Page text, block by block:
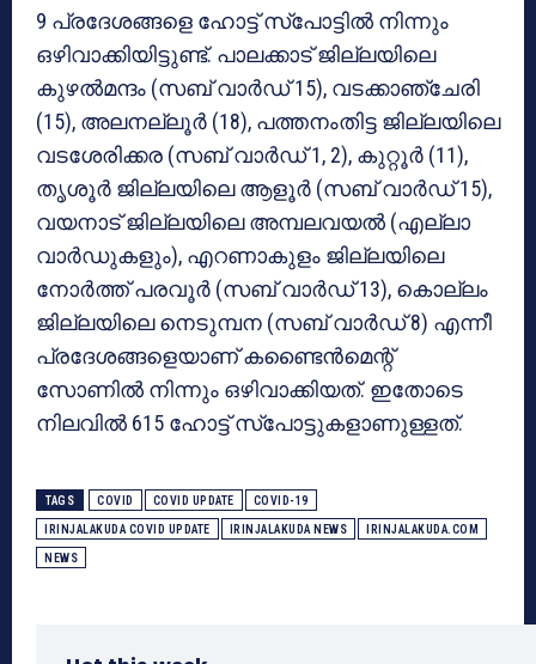
9 പ്രദേശങ്ങളെ ഹോട്ട് സ്‌പോട്ടില്‍ നിന്നും
ഒഴിവാക്കിയിട്ടുണ്ട്. പാലക്കാട് ജില്ലയിലെ
കുഴല്‍മന്ദം (സബ് വാര്‍ഡ് 15), വടക്കാഞ്ചേരി
(15), അലനല്ലൂര്‍ (18), പത്തനംതിട്ട ജില്ലയിലെ
വടശേരിക്കര (സബ് വാര്‍ഡ് 1, 2), കുറ്റൂര്‍ (11),
തൃശൂര്‍ ജില്ലയിലെ ആളൂര്‍ (സബ് വാര്‍ഡ് 15),
വയനാട് ജില്ലയിലെ അമ്പലവയല്‍ (എല്ലാ
വാര്‍ഡുകളും), എറണാകുളം ജില്ലയിലെ
നോര്‍ത്ത് പരവൂര്‍ (സബ് വാര്‍ഡ് 13), കൊല്ലം
ജില്ലയിലെ നെടുമ്പന (സബ് വാര്‍ഡ് 8) എന്നീ
പ്രദേശങ്ങളെയാണ് കണ്ടൈന്‍മെന്റ്
സോണില്‍ നിന്നും ഒഴിവാക്കിയത്. ഇതോടെ
നിലവില്‍ 615 ഹോട്ട് സ്‌പോട്ടുകളാണുള്ളത്.
TAGS COVID COVID UPDATE COVID-19
IRINJALAKUDA COVID UPDATE IRINJALAKUDA NEWS IRINJALAKUDA.COM
NEWS